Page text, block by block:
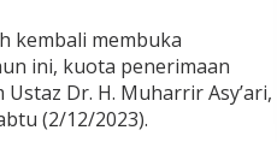
kembali membuka
ini, kuota penerimaan
Dr. H. Muharrir Asy’ari,
(2/12/2023).